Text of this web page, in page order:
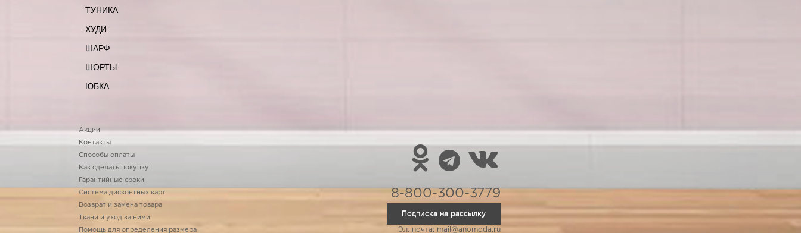
ТУНИКА
ХУДИ
ШАРФ
ШОРТЫ
ЮБКА
Акции
Контакты
Способы оплаты
Как сделать покупку
Гарантийные сроки
Система дисконтных карт
Возврат и замена товара
Ткани и уход за ними
Помощь для определения размера
8-800-300-3779
Подписка на рассылку
Эл. почта: mail@anomoda.ru